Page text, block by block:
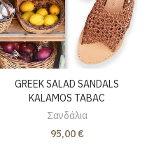
GREEK SALAD SANDALS
KALAMOS TABAC
Σανδάλια
95,00 €